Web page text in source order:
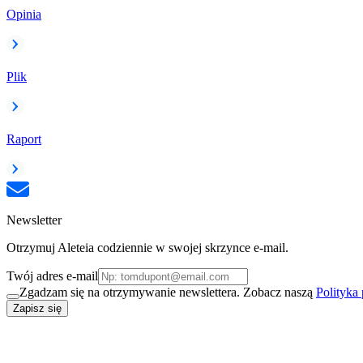
Opinia
Plik
Raport
Newsletter
Otrzymuj Aleteia codziennie w swojej skrzynce e-mail.
Twój adres e-mail
Zgadzam się na otrzymywanie newslettera. Zobacz naszą Polityka
Zapisz się